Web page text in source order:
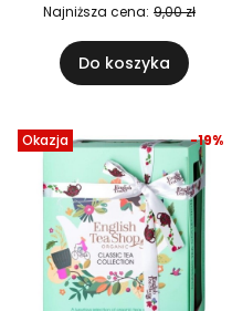
Najniższa cena: 9,00 zł
Do koszyka
Okazja -19%